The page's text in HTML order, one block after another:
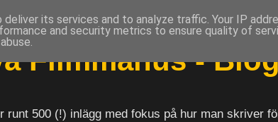
Filmmanus -
runt 500 (!) inlägg med fokus på hur man skriver
its services and to analyze traffic. Your IP
and security metrics to ensure quality of